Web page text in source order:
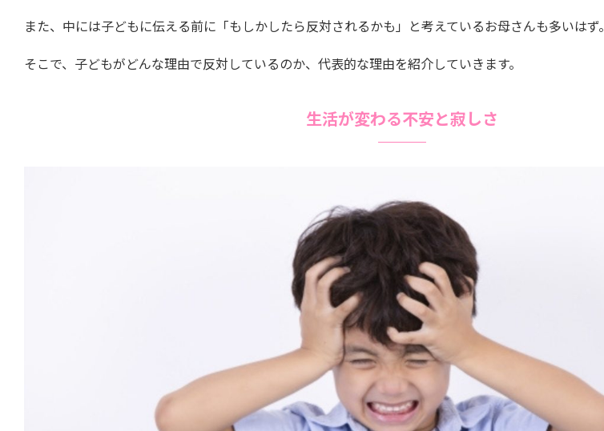
また、中には子どもに伝える前に「もしかしたら反対されるかも」と考えているお母さんも多いはず。
そこで、子どもがどんな理由で反対しているのか、代表的な理由を紹介していきます。
生活が変わる不安と寂しさ